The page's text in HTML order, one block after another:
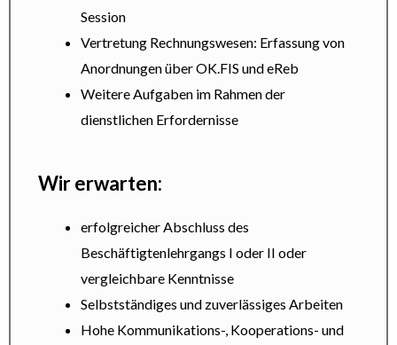
Session
Vertretung Rechnungswesen: Erfassung von
Anordnungen über OK.FIS und eReb
Weitere Aufgaben im Rahmen der
dienstlichen Erfordernisse
Wir erwarten:
erfolgreicher Abschluss des
Beschäftigtenlehrgangs I oder II oder
vergleichbare Kenntnisse
Selbstständiges und zuverlässiges Arbeiten
Hohe Kommunikations-, Kooperations- und